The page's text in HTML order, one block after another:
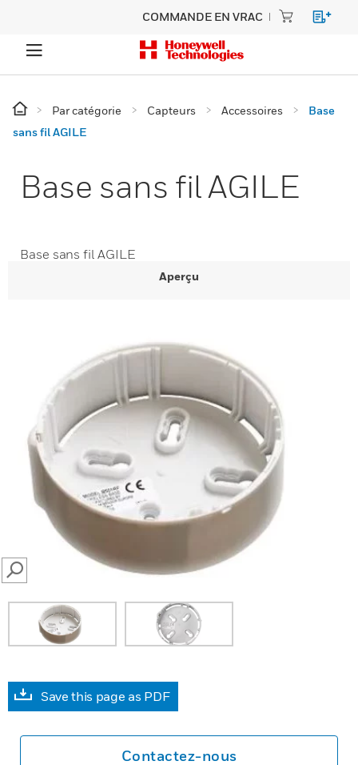
COMMANDE EN VRAC
Par catégorie Capteurs Accessoires
Base
sans fil AGILE
Base sans fil AGILE
Base sans fil AGILE
Aperçu
SEARCH
Save this page as PDF
Contactez-nous